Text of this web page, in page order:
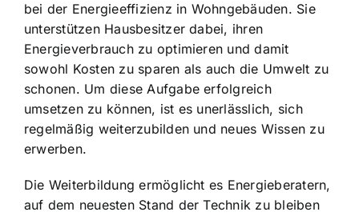
bei der Energieeffizienz in Wohngebäuden. Sie
unterstützen Hausbesitzer dabei, ihren
Energieverbrauch zu optimieren und damit
sowohl Kosten zu sparen als auch die Umwelt zu
schonen. Um diese Aufgabe erfolgreich
umsetzen zu können, ist es unerlässlich, sich
regelmäßig weiterzubilden und neues Wissen zu
erwerben.
Die Weiterbildung ermöglicht es Energieberatern,
auf dem neuesten Stand der Technik zu bleiben